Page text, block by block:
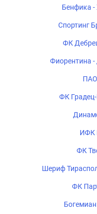
Бенфика
Спортинг
ФК
Фиорентина
ФК
ИФК
ФК
Шериф
ФК